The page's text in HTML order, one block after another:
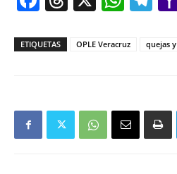
ETIQUETAS OPLE Veracruz quejas